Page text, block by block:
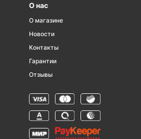
О нас
О магазине
Новости
Контакты
Гарантии
Отзывы